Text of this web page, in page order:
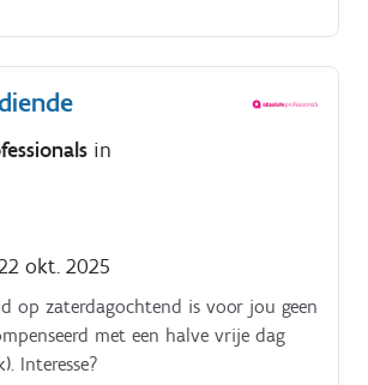
technische onderdelen op, bestelt
en houdt overzicht op het traject.
in
okt. 2025
op zaterdagochtend is voor jou geen
met een halve vrije dag
Interesse?